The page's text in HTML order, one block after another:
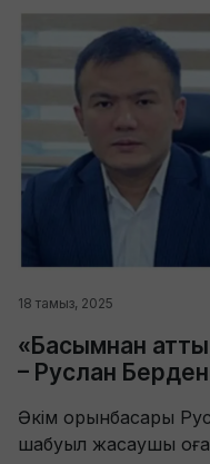
18 тамыз, 2025
«Басымнан
– Руслан
Әкім орынбасары
шабуыл жасаушы